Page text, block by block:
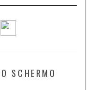
SCHERMO